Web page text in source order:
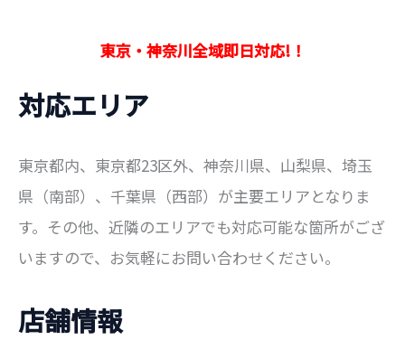
東京・神奈川全域即日対応!！
対応エリア
東京都内、東京都23区外、神奈川県、山梨県、埼玉
県（南部）、千葉県（西部）が主要エリアとなりま
す。その他、近隣のエリアでも対応可能な箇所がござ
いますので、お気軽にお問い合わせください。
店舗情報